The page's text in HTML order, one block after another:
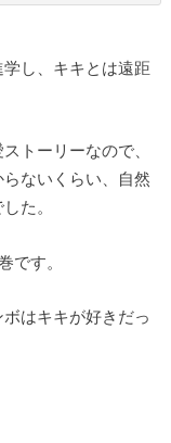
し、キキとは遠距
トーリーなので、
ないくらい、自然
た。
です。
はキキが好きだっ